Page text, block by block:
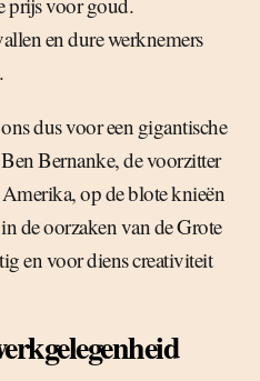
en dure werknemers
dus voor een gigantische
Bernanke, de voorzitter
op de blote knieën
de oorzaken van de Grote
en voor diens creativiteit